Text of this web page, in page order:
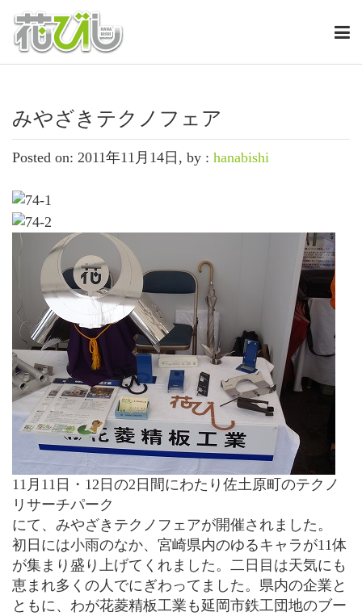
みやざきテクノフェア
Posted on: 2011年11月14日, by : hanabishi
11月11日・12日の2日間にわたり佐土原町のテクノ
リサーチパーク
にて、みやざきテクノフェアが開催されました。
初日には小雨のなか、宮崎県内のゆるキャラが11体
が集まり盛り上げてくれました。二日目は天気にも
恵まれ多くの人でにぎわってました。県内の企業と
ともに、わが花菱精板工業も延岡市鉄工団地のブー